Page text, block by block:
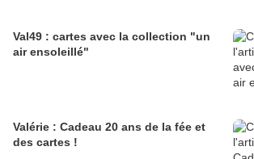
Val49 : cartes avec la collection "un
air ensoleillé"
Valérie : Cadeau 20 ans de la fée et
des cartes !